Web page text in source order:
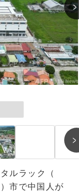
ルラック（
）市で中国人が